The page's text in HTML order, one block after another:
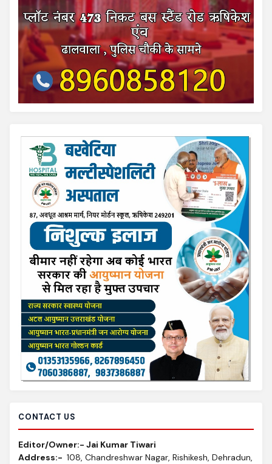
CONTACT US
Editor/Owner:- Jai Kumar Tiwari
Address:- 108, Chandreshwar Nagar, Rishikesh, Dehradun,